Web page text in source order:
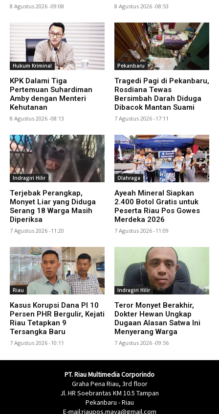
8 Agustus 2026 -09:08 8 Agustus 2026 -08:53
Hukum Kriminal
KPK Dalami Tiga
Pertemuan Suhardiman
Amby dengan Menteri
Kehutanan
8 Agustus 2026 -08:13
Pekanbaru
Tragedi Pagi di Pekanbaru,
Rosdiana Tewas
Bersimbah Darah Diduga
Dibacok Mantan Suami
7 Agustus 2026 -17:11
Indragiri Hilir
Terjebak Perangkap,
Monyet Liar yang Diduga
Serang 18 Warga Masih
Diperiksa
7 Agustus 2026 -11:20
Olahraga
Ayeah Mineral Siapkan
2.400 Botol Gratis untuk
Peserta Riau Pos Gowes
Merdeka 2026
7 Agustus 2026 -11:09
Riau
Kasus Korupsi Dana PI 10
Persen PHR Bergulir, Kejati
Riau Tetapkan 9
Tersangka Baru
7 Agustus 2026 -10:11
Indragiri Hilir
Teror Monyet Berakhir,
Dokter Hewan Ungkap
Dugaan Alasan Satwa Ini
Menyerang Warga
7 Agustus 2026 -09:56
PT. Riau Multimedia Corporindo
Graha Pena Riau, 3rd floor
Jl. HR Soebrantas KM 10.5 Tampan
Pekanbaru - Riau
E-mail:riaupos.maya@gmail.com